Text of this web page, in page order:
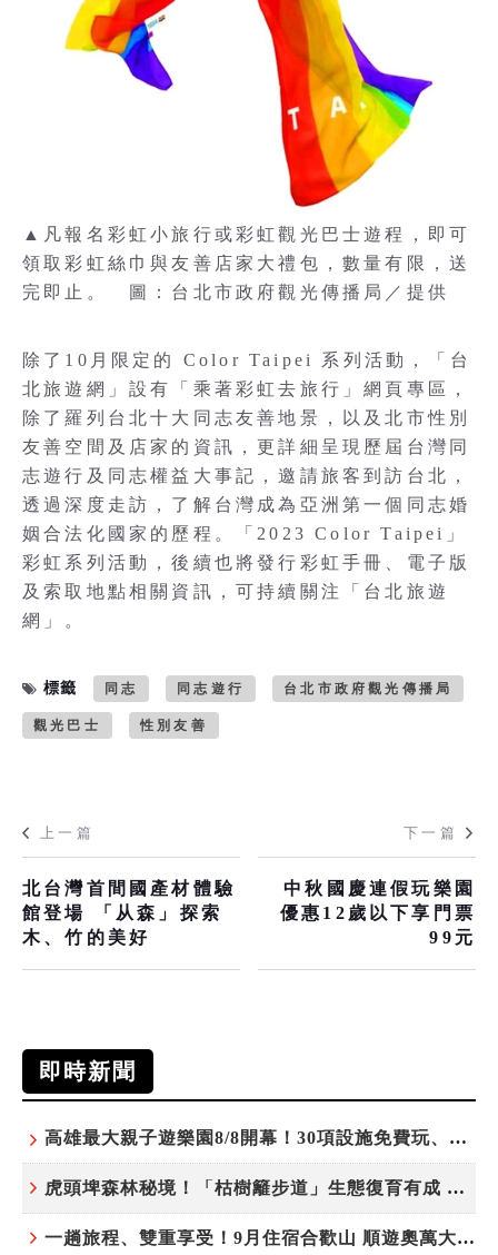
▲凡報名彩虹小旅行或彩虹觀光巴士遊程，即可
領取彩虹絲巾與友善店家大禮包，數量有限，送
完即止。 圖：台北市政府觀光傳播局／提供
除了10月限定的 Color Taipei 系列活動，「台
北旅遊網」設有「乘著彩虹去旅行」網頁專區，
除了羅列台北十大同志友善地景，以及北市性別
友善空間及店家的資訊，更詳細呈現歷屆台灣同
志遊行及同志權益大事記，邀請旅客到訪台北，
透過深度走訪，了解台灣成為亞洲第一個同志婚
姻合法化國家的歷程。「2023 Color Taipei」
彩虹系列活動，後續也將發行彩虹手冊、電子版
及索取地點相關資訊，可持續關注「台北旅遊
網」。
標籤 同志 同志遊行 台北市政府觀光傳播局
觀光巴士 性別友善
上一篇
北台灣首間國產材體驗
館登場 「从森」探索
木、竹的美好
下一篇
中秋國慶連假玩樂園
優惠12歲以下享門票
99元
即時新聞
高雄最大親子遊樂園8/8開幕！30項設施免費玩、YOYO家族嗨翻暑假
虎頭埤森林秘境！「枯樹籬步道」生態復育有成 走進大自然生命教室
一趟旅程、雙重享受！9月住宿合歡山 順遊奧萬大10元優惠入園